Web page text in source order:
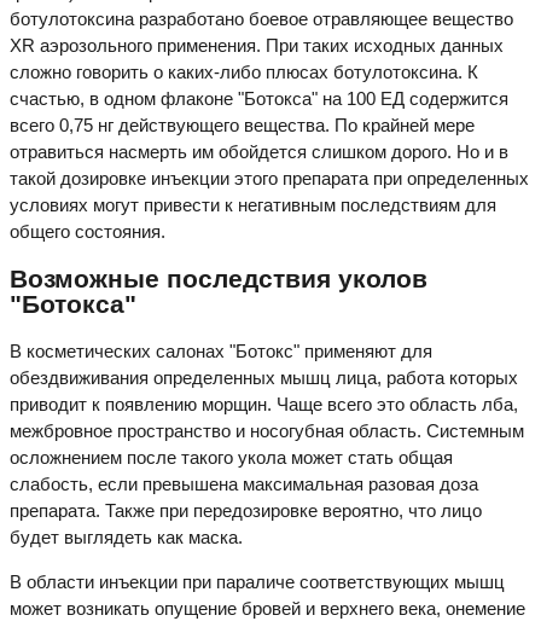
ботулотоксина разработано боевое отравляющее вещество
XR аэрозольного применения. При таких исходных данных
сложно говорить о каких-либо плюсах ботулотоксина. К
счастью, в одном флаконе "Ботокса" на 100 ЕД содержится
всего 0,75 нг действующего вещества. По крайней мере
отравиться насмерть им обойдется слишком дорого. Но и в
такой дозировке инъекции этого препарата при определенных
условиях могут привести к негативным последствиям для
общего состояния.
Возможные последствия уколов
"Ботокса"
В косметических салонах "Ботокс" применяют для
обездвиживания определенных мышц лица, работа которых
приводит к появлению морщин. Чаще всего это область лба,
межбровное пространство и носогубная область. Системным
осложнением после такого укола может стать общая
слабость, если превышена максимальная разовая доза
препарата. Также при передозировке вероятно, что лицо
будет выглядеть как маска.
В области инъекции при параличе соответствующих мышц
может возникать опущение бровей и верхнего века, онемение